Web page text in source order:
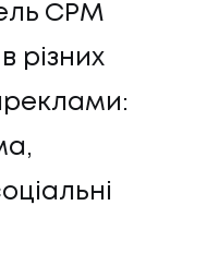
CPM
різних